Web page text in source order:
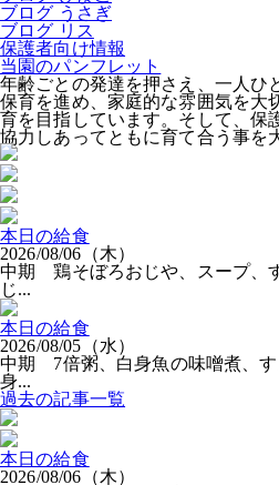
ブログ うさぎ
ブログ リス
保護者向け情報
当園のパンフレット
年齢ごとの発達を押さえ、一人ひ
保育を進め、家庭的な雰囲気を大
育を目指しています。そして、保
協力しあってともに育て合う事を
本日の給食
2026/08/06（木）
中期 鶏そぼろおじや、スープ
じ...
本日の給食
2026/08/05（水）
中期 7倍粥、白身魚の味噌煮、
身...
過去の記事一覧
本日の給食
2026/08/06（木）